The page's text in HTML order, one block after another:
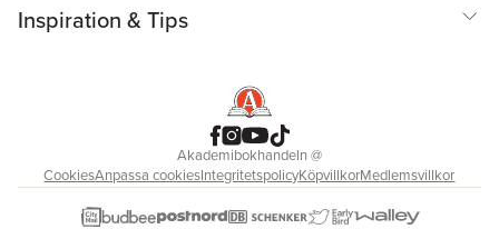
Inspiration & Tips
Akademibokhandeln@
CookiesAnpassa cookiesIntegritetspolicyKöpvillkorMedlemsvillkor